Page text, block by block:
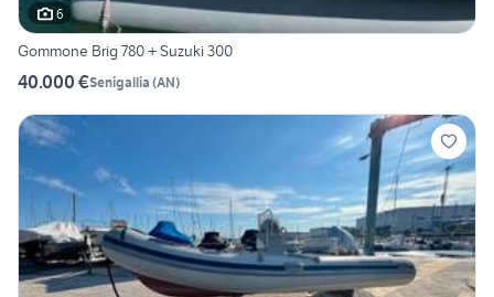
6
Gommone Brig 780 + Suzuki 300
40.000 €Senigallia (AN)